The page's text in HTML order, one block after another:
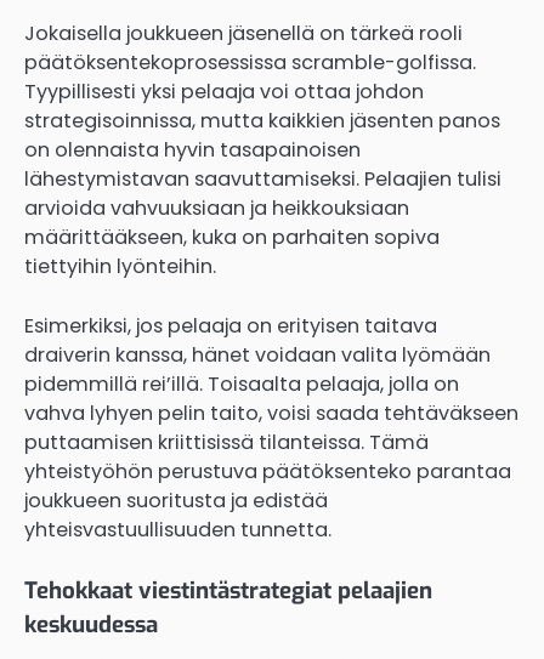
Jokaisella joukkueen jäsenellä on tärkeä rooli
päätöksentekoprosessissa scramble-golfissa.
Tyypillisesti yksi pelaaja voi ottaa johdon
strategisoinnissa, mutta kaikkien jäsenten panos
on olennaista hyvin tasapainoisen
lähestymistavan saavuttamiseksi. Pelaajien tulisi
arvioida vahvuuksiaan ja heikkouksiaan
määrittääkseen, kuka on parhaiten sopiva
tiettyihin lyönteihin.
Esimerkiksi, jos pelaaja on erityisen taitava
draiverin kanssa, hänet voidaan valita lyömään
pidemmillä rei’illä. Toisaalta pelaaja, jolla on
vahva lyhyen pelin taito, voisi saada tehtäväkseen
puttaamisen kriittisissä tilanteissa. Tämä
yhteistyöhön perustuva päätöksenteko parantaa
joukkueen suoritusta ja edistää
yhteisvastuullisuuden tunnetta.
Tehokkaat viestintästrategiat pelaajien
keskuudessa